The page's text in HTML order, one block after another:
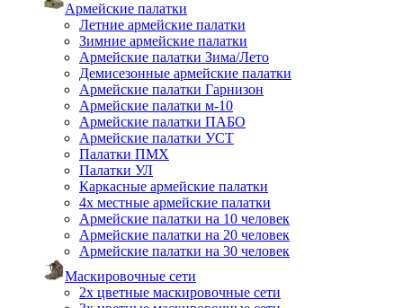
Армейские палатки
Летние армейские палатки
Зимние армейские палатки
Армейские палатки Зима/Лето
Демисезонные армейские палатки
Армейские палатки Гарнизон
Армейские палатки м-10
Армейские палатки ПАБО
Армейские палатки УСТ
Палатки ПМХ
Палатки УЛ
Каркасные армейские палатки
4х местные армейские палатки
Армейские палатки на 10 человек
Армейские палатки на 20 человек
Армейские палатки на 30 человек
Маскировочные сети
2х цветные маскировочные сети